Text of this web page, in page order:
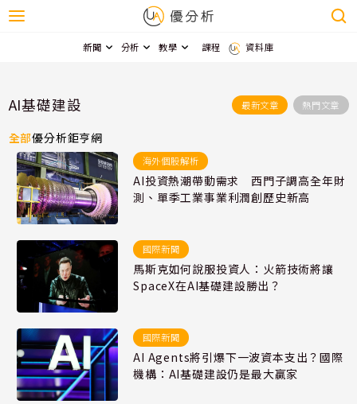
新聞 分析 教學 課程 資料庫
AI基礎建設 最新文章 熱門文章
全部優分析鉅亨網
海外個股解析
AI投資熱潮帶動需求 西門子調高全年財
測、單季工業事業利潤創歷史新高
國際新聞
馬斯克如何說服投資人：火箭技術將讓
SpaceX在AI基礎建設勝出？
國際新聞
AI Agents將引爆下一波資本支出？國際
機構：AI基礎建設仍是最大贏家